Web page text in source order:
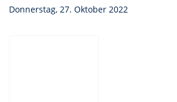
Donnerstag, 27. Oktober 2022